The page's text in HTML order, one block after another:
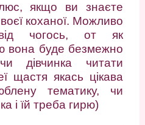
якщо ви знаєте
коханої. Можливо
чогось, от як
вона буде безмежно
дівчинка читати
щастя якась цікава
тематику, чи
і їй треба гирю)